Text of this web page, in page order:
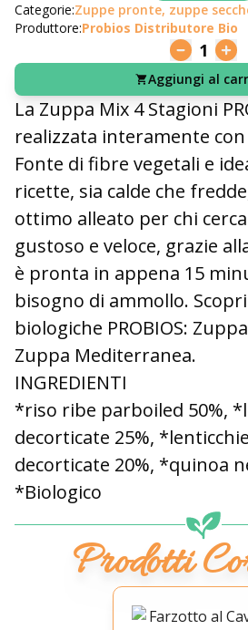
Categorie:Zuppe pronte, zuppe
Produttore:Probios Distributore Bio
1
Aggiungi al
La Zuppa Mix 4 Stagioni
realizzata interamente
Fonte di fibre vegetali e
ricette, sia calde che
ottimo alleato per chi
gustoso e veloce, grazie
è pronta in appena 15
bisogno di ammollo.
biologiche PROBIOS:
Zuppa Mediterranea.
INGREDIENTI
*riso ribe parboiled 50%,
decorticate 25%,
decorticate 20%, *quinoa
*Biologico
Prodotti